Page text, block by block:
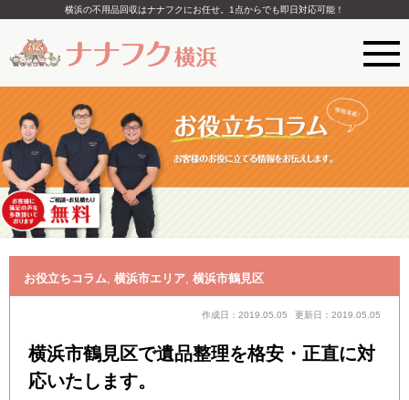
横浜の不用品回収はナナフクにお任せ。1点からでも即日対応可能！
お役立ちコラム, 横浜市エリア, 横浜市鶴見区
作成日：2019.05.05 更新日：2019.05.05
横浜市鶴見区で遺品整理を格安・正直に対
応いたします。